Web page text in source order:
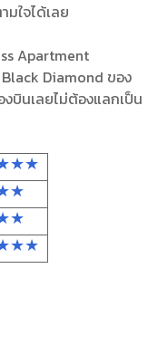
ใจได้เลย
Apartment
Diamond ของ
บินเลยไม่ต้องแลกเป็น